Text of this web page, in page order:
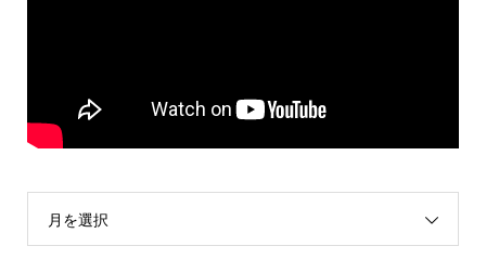
月を選択